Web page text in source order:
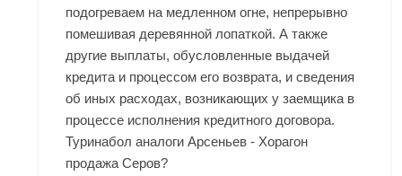
подогреваем на медленном огне, непрерывно
помешивая деревянной лопаткой. А также
другие выплаты, обусловленные выдачей
кредита и процессом его возврата, и сведения
об иных расходах, возникающих у заемщика в
процессе исполнения кредитного договора.
Туринабол аналоги Арсеньев - Хорагон
продажа Серов?